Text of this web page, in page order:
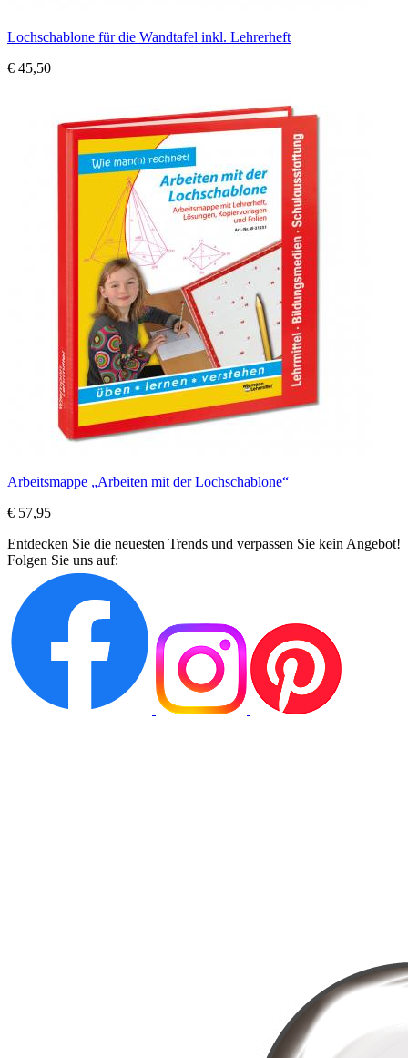
Lochschablone für die Wandtafel inkl. Lehrerheft
€ 45,50
Arbeitsmappe „Arbeiten mit der Lochschablone“
€ 57,95
Entdecken Sie die neuesten Trends und verpassen Sie kein Angebot!
Folgen Sie uns auf: